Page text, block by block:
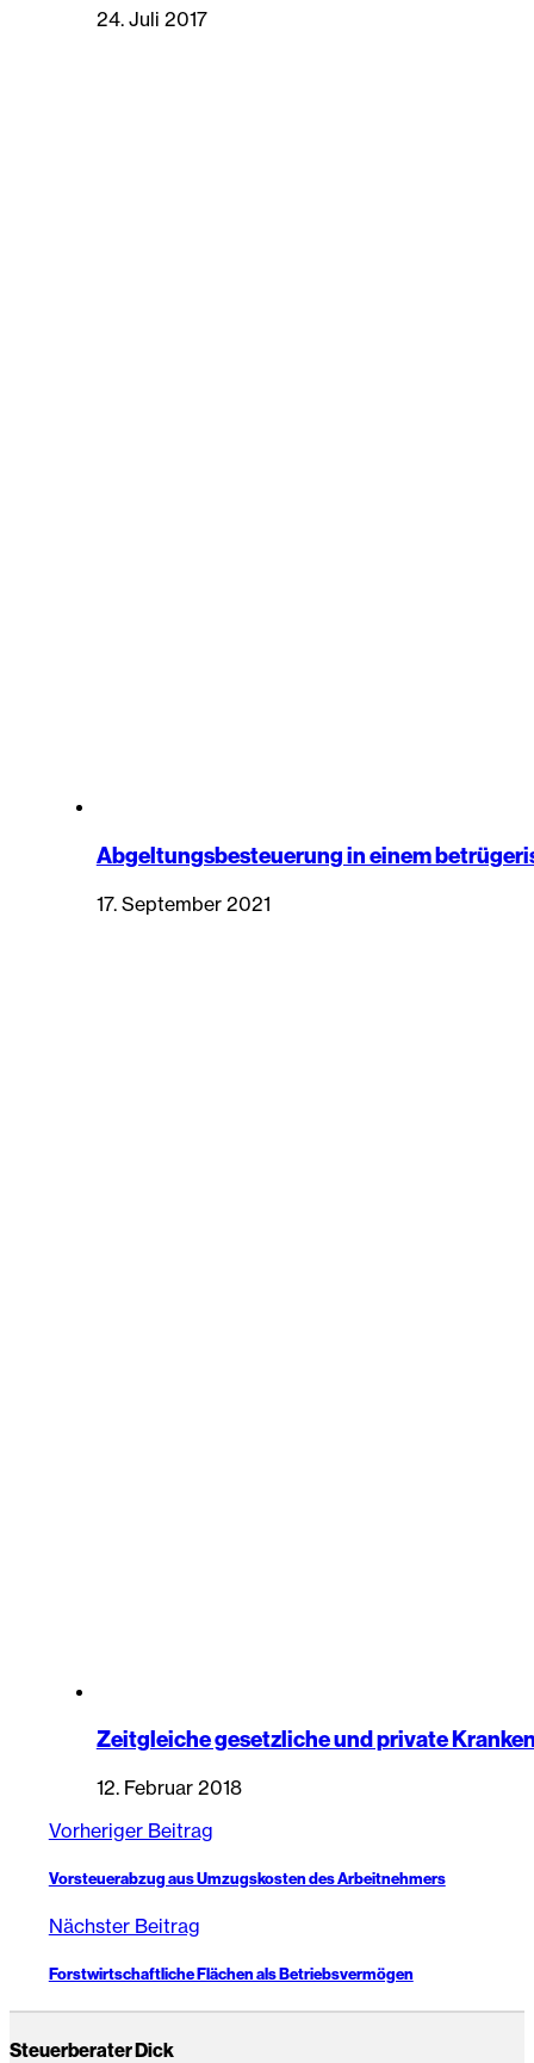
24. Juli 2017
Abgeltungsbesteuerung in einem
17. September 2021
Zeitgleiche gesetzliche und private
12. Februar 2018
Vorheriger Beitrag
Vorsteuerabzug aus Umzugskosten des Arbeitnehmers
Nächster Beitrag
Forstwirtschaftliche Flächen als Betriebsvermögen
Steuerberater Dick